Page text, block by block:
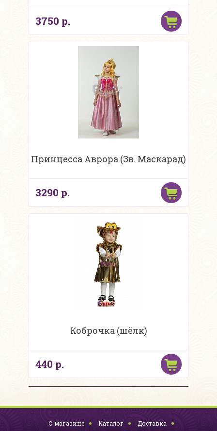
3750 р.
Принцесса Аврора (Зв. Маскарад)
3290 р.
Коброчка (шёлк)
440 р.
О магазине Каталог Доставка